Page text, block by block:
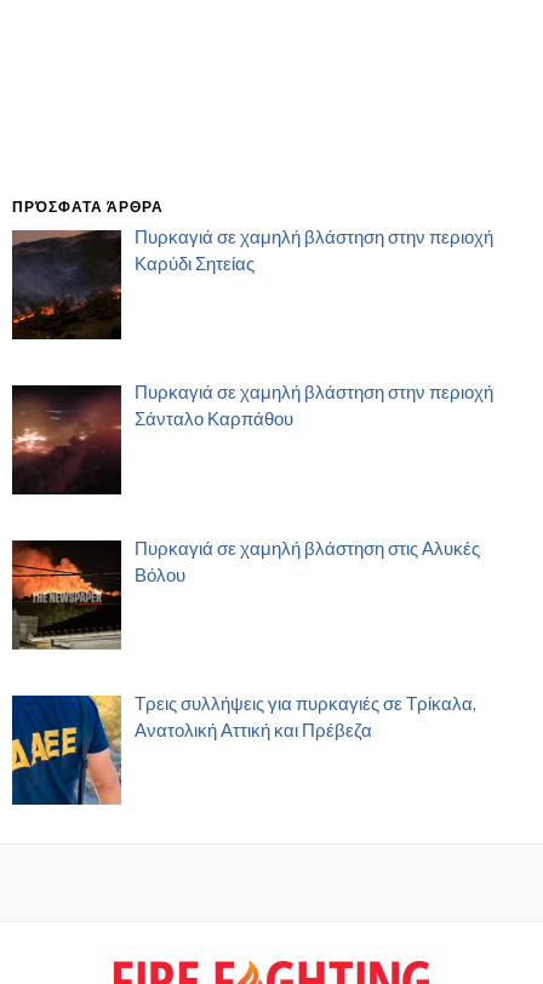
ΠΡΌΣΦΑΤΑ ΆΡΘΡΑ
Πυρκαγιά σε χαμηλή βλάστηση στην περιοχή
Καρύδι Σητείας
Πυρκαγιά σε χαμηλή βλάστηση στην περιοχή
Σάνταλο Καρπάθου
Πυρκαγιά σε χαμηλή βλάστηση στις Αλυκές
Βόλου
Τρεις συλλήψεις για πυρκαγιές σε Τρίκαλα,
Ανατολική Αττική και Πρέβεζα